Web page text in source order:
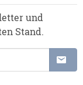
und
Stand.